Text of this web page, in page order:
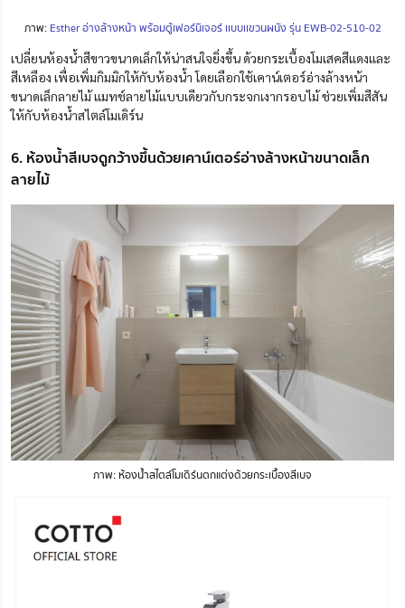
ภาพ: Esther อ่างล้างหน้า พร้อมตู้เฟอร์นิเจอร์ เเบบเเขวนผนัง รุ่น EWB-02-510-02
เปลี่ยนห้องน้ำสีขาวขนาดเล็กให้น่าสนใจยิ่งขึ้น ด้วยกระเบื้องโมเสคสีแดงและ
สีเหลือง เพื่อเพิ่มกิมมิกให้กับห้องน้ำ โดยเลือกใช้เคาน์เตอร์อ่างล้างหน้า
ขนาดเล็กลายไม้ แมทช์ลายไม้แบบเดียวกับกระจกเงากรอบไม้ ช่วยเพิ่มสีสัน
ให้กับห้องน้ำสไตล์โมเดิร์น
6. ห้องน้ำสีเบจดูกว้างขึ้นด้วยเคาน์เตอร์อ่างล้างหน้าขนาดเล็ก
ลายไม้
ภาพ: ห้องน้ำสไตล์โมเดิร์นตกแต่งด้วยกระเบื้องสีเบจ